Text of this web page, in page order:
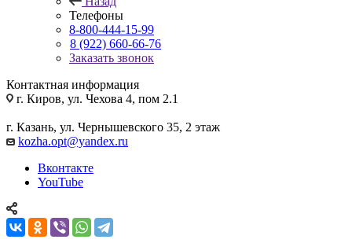
Телефоны
8-800-444-15-99
8 (922) 660-66-76
Заказать звонок
Контактная информация
г. Киров, ул. Чехова 4, пом 2.1
г. Казань, ул. Чернышевского 35, 2 этаж
kozha.opt@yandex.ru
Вконтакте
YouTube